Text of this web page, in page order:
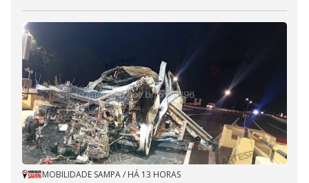
MOBILIDADE SAMPA/ HÁ 13 HORAS